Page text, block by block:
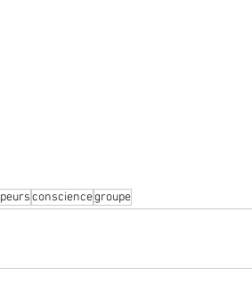
peursconsciencegroupe